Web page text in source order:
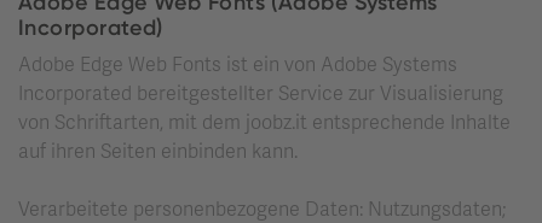
Incorporated)
Adobe Edge Web Fonts ist ein von Adobe Systems
Incorporated bereitgestellter Service zur Visualisierung
von Schriftarten, mit dem joobz.it entsprechende Inhalte
auf ihren Seiten einbinden kann.
Verarbeitete personenbezogene Daten: Nutzungsdaten;